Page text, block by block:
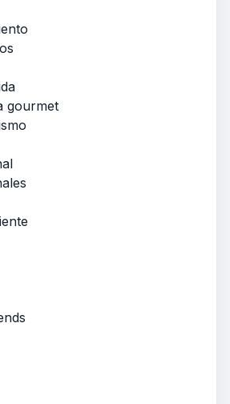
gourmet